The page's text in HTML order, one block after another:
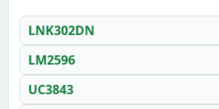
LNK302DN
LM2596
UC3843